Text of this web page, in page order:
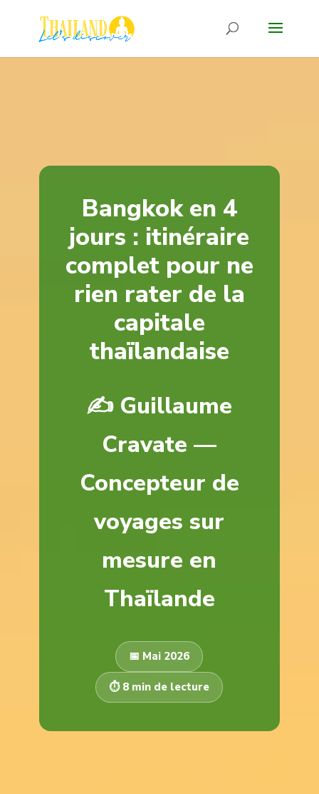
Bangkok en 4
jours : itinéraire
complet pour ne
rien rater de la
capitale
thaïlandaise
✍️ Guillaume
Cravate —
Concepteur de
voyages sur
mesure en
Thaïlande
📅 Mai 2026
⏱️ 8 min de lecture